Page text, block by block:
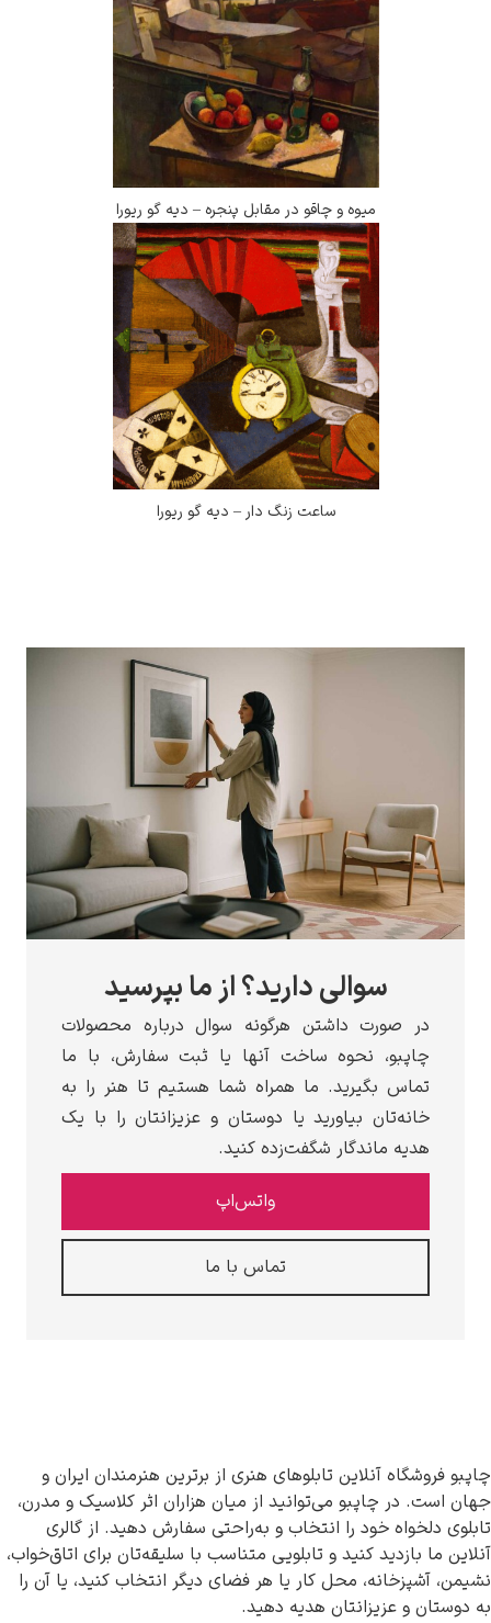
میوه و چاقو در مقابل پنجره – دیه گو ریورا
ساعت زنگ دار – دیه گو ریورا
سوالی دارید؟ از ما بپرسید
صورت داشتن هرگونه سوال درباره محصولات
نحوه ساخت آنها یا ثبت سفارش، با ما
بگیرید. ما همراه شما هستیم تا هنر را به
بیاورید یا دوستان و عزیزانتان را با یک
ماندگار شگفت‌زده کنید.
تماس با ما
آنلاین تابلوهای هنری از برترین هنرمندان ایران و
در چاپبو می‌توانید از میان هزاران اثر کلاسیک و مدرن،
خود را انتخاب و به‌راحتی سفارش دهید. از گالری
بازدید کنید و تابلویی متناسب با سلیقه‌تان برای اتاق‌خواب،
محل کار یا هر فضای دیگر انتخاب کنید، یا آن را
و عزیزانتان هدیه دهید.